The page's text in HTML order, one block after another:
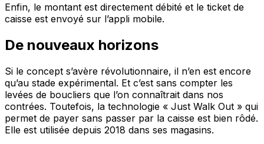
Enfin, le montant est directement débité et le ticket de
caisse est envoyé sur l’appli mobile.
De nouveaux horizons
Si le concept s’avère révolutionnaire, il n’en est encore
qu’au stade expérimental. Et c’est sans compter les
levées de boucliers que l’on connaîtrait dans nos
contrées. Toutefois, la technologie « Just Walk Out » qui
permet de payer sans passer par la caisse est bien rôdé.
Elle est utilisée depuis 2018 dans ses magasins.